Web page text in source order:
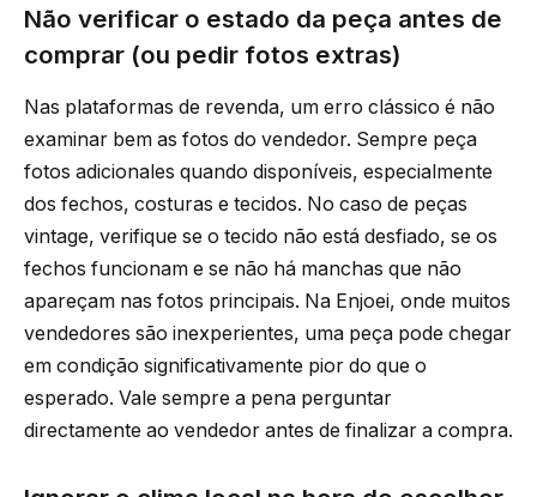
Não verificar o estado da peça antes de
comprar (ou pedir fotos extras)
Nas plataformas de revenda, um erro clássico é não
examinar bem as fotos do vendedor. Sempre peça
fotos adicionales quando disponíveis, especialmente
dos fechos, costuras e tecidos. No caso de peças
vintage, verifique se o tecido não está desfiado, se os
fechos funcionam e se não há manchas que não
apareçam nas fotos principais. Na Enjoei, onde muitos
vendedores são inexperientes, uma peça pode chegar
em condição significativamente pior do que o
esperado. Vale sempre a pena perguntar
directamente ao vendedor antes de finalizar a compra.